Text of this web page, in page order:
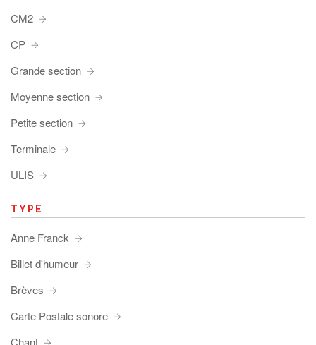
CM2
CP
Grande section
Moyenne section
Petite section
Terminale
ULIS
TYPE
Anne Franck
Billet d'humeur
Brèves
Carte Postale sonore
Chant